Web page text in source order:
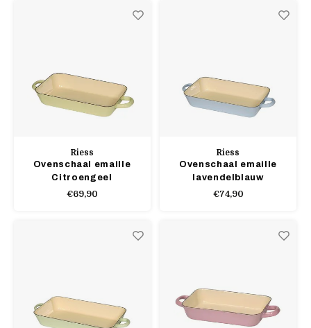
Riess
Ovenschaal emaille
Citroengeel
€69,90
Riess
Ovenschaal emaille
lavendelblauw
€74,90